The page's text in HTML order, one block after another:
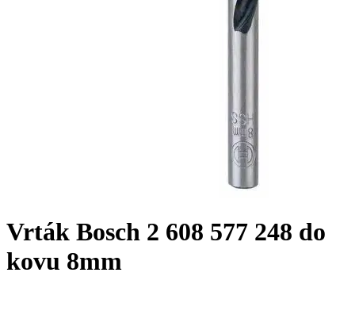
Vrták Bosch 2 608 577 248 do
kovu 8mm